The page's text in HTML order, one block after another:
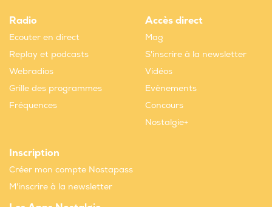
Radio
Ecouter en direct
Replay et podcasts
Webradios
Grille des programmes
Fréquences
Accès direct
Mag
S'inscrire à la newsletter
Vidéos
Evènements
Concours
Nostalgie+
Inscription
Créer mon compte Nostapass
M'inscrire à la newsletter